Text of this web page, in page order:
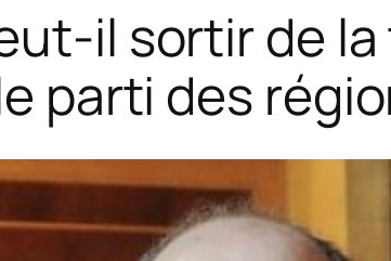
il sortir de
parti des